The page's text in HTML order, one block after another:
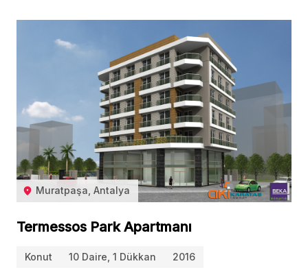
Muratpaşa, Antalya
Termessos Park Apartmanı
Konut 10 Daire, 1 Dükkan 2016